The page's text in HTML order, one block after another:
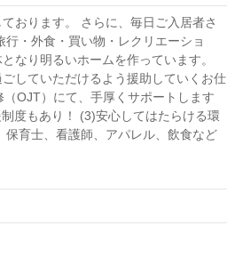
おります。 さらに、毎日ご入居者さ
・外食・買い物・レクリエーショ
なり明るいホームを作っています。
していただけるよう援助していくお仕
OJT）にて、手厚くサポートします
度もあり！ (3)安心してはたらける環
育士、看護師、アパレル、飲食など